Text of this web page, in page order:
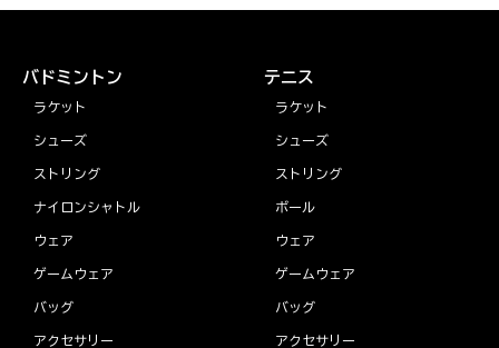
バドミントン
ラケット
シューズ
ストリング
ナイロンシャトル
ウェア
ゲームウェア
バッグ
アクセサリー
テニス
ラケット
シューズ
ストリング
ボール
ウェア
ゲームウェア
バッグ
アクセサリー